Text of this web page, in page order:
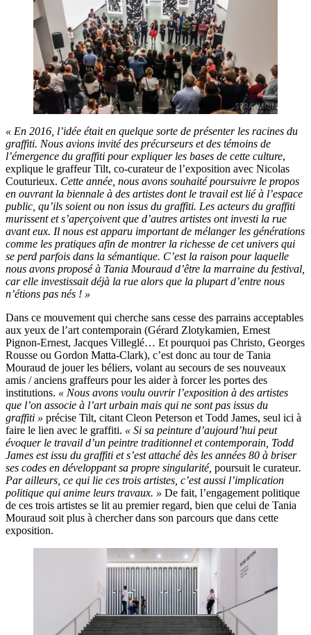
« En 2016, l’idée était en quelque sorte de présenter les racines du
graffiti. Nous avions invité des précurseurs et des témoins de
l’émergence du graffiti pour expliquer les bases de cette culture,
explique le graffeur Tilt, co-curateur de l’exposition avec Nicolas
Couturieux. Cette année, nous avons souhaité poursuivre le propos
en ouvrant la biennale à des artistes dont le travail est lié à l’espace
public, qu’ils soient ou non issus du graffiti. Les acteurs du graffiti
murissent et s’aperçoivent que d’autres artistes ont investi la rue
avant eux. Il nous est apparu important de mélanger les générations
comme les pratiques afin de montrer la richesse de cet univers qui
se perd parfois dans la sémantique. C’est la raison pour laquelle
nous avons proposé à Tania Mouraud d’être la marraine du festival,
car elle investissait déjà la rue alors que la plupart d’entre nous
n’étions pas nés ! »
Dans ce mouvement qui cherche sans cesse des parrains acceptables
aux yeux de l’art contemporain (Gérard Zlotykamien, Ernest
Pignon-Ernest, Jacques Villeglé… Et pourquoi pas Christo, Georges
Rousse ou Gordon Matta-Clark), c’est donc au tour de Tania
Mouraud de jouer les béliers, volant au secours de ses nouveaux
amis / anciens graffeurs pour les aider à forcer les portes des
institutions. « Nous avons voulu ouvrir l’exposition à des artistes
que l’on associe à l’art urbain mais qui ne sont pas issus du
graffiti » précise Tilt, citant Cleon Peterson et Todd James, seul ici à
faire le lien avec le graffiti. « Si sa peinture d’aujourd’hui peut
évoquer le travail d’un peintre traditionnel et contemporain, Todd
James est issu du graffiti et s’est attaché dès les années 80 à briser
ses codes en développant sa propre singularité, poursuit le curateur.
Par ailleurs, ce qui lie ces trois artistes, c’est aussi l’implication
politique qui anime leurs travaux. » De fait, l’engagement politique
de ces trois artistes se lit au premier regard, bien que celui de Tania
Mouraud soit plus à chercher dans son parcours que dans cette
exposition.